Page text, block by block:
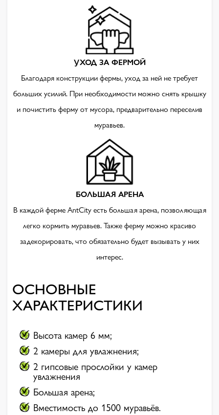
УХОД ЗА ФЕРМОЙ
Благодаря конструкции фермы, уход за ней не требует
больших усилий. При необходимости можно снять крышку
и почистить ферму от мусора, предварительно переселив
муравьев.
БОЛЬШАЯ АРЕНА
В каждой ферме AntCity есть большая арена, позволяющая
легко кормить муравьев. Также ферму можно красиво
задекорировать, что обязательно будет вызывать у них
интерес.
ОСНОВНЫЕ
ХАРАКТЕРИСТИКИ
Высота камер 6 мм;
2 камеры для увлажнения;
2 гипсовые прослойки у камер
увлажнения
Большая арена;
Вместимость до 1500 муравьёв.